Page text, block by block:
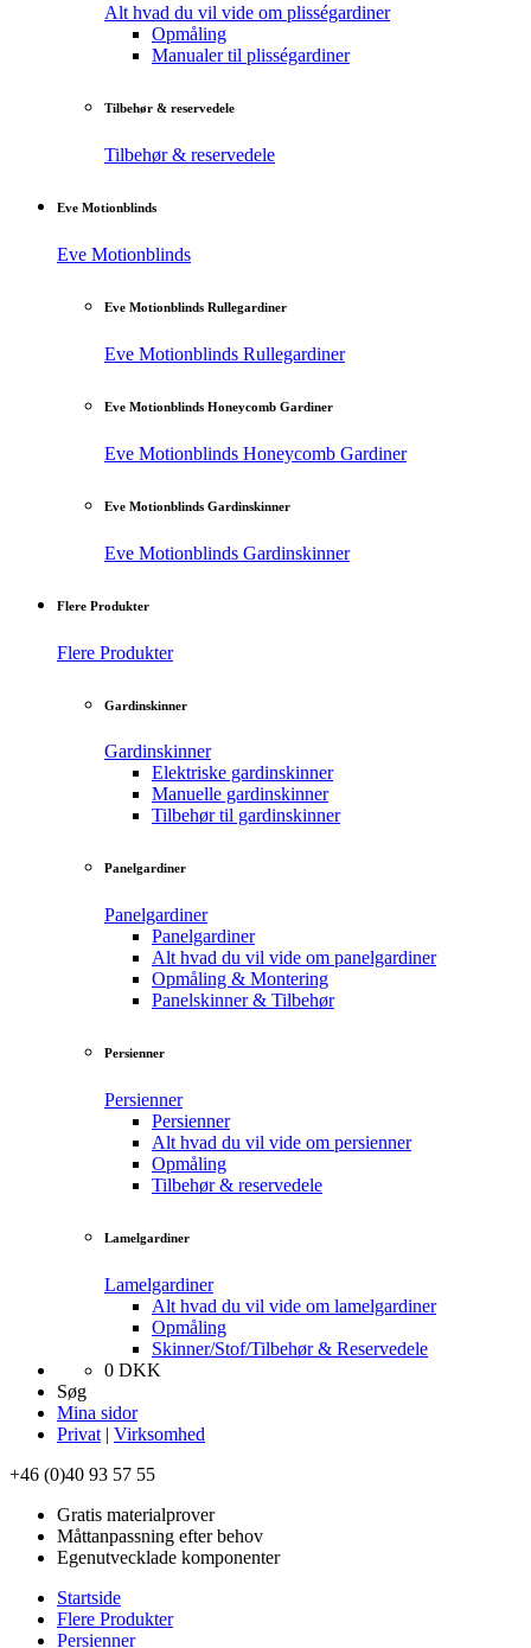
Alt hvad du vil vide om plisségardiner
Opmåling
Manualer til plisségardiner
Tilbehør & reservedele
Tilbehør & reservedele
Eve Motionblinds
Eve Motionblinds
Eve Motionblinds Rullegardiner
Eve Motionblinds Rullegardiner
Eve Motionblinds Honeycomb Gardiner
Eve Motionblinds Honeycomb Gardiner
Eve Motionblinds Gardinskinner
Eve Motionblinds Gardinskinner
Flere Produkter
Flere Produkter
Gardinskinner
Gardinskinner
Elektriske gardinskinner
Manuelle gardinskinner
Tilbehør til gardinskinner
Panelgardiner
Panelgardiner
Panelgardiner
Alt hvad du vil vide om panelgardiner
Opmåling & Montering
Panelskinner & Tilbehør
Persienner
Persienner
Persienner
Alt hvad du vil vide om persienner
Opmåling
Tilbehør & reservedele
Lamelgardiner
Lamelgardiner
Alt hvad du vil vide om lamelgardiner
Opmåling
Skinner/Stof/Tilbehør & Reservedele
0 DKK
Søg
Mina sidor
Privat | Virksomhed
+46 (0)40 93 57 55
Gratis materialprover
Måttanpassning efter behov
Egenutvecklade komponenter
Startside
Flere Produkter
Persienner